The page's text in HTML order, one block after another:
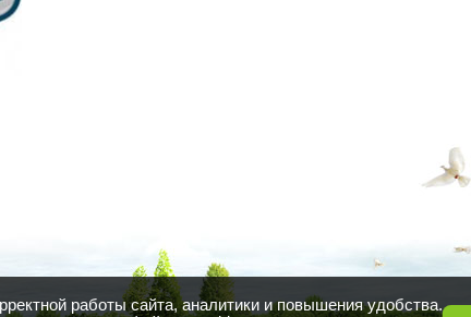
работы сайта, аналитики и повышения удобства.